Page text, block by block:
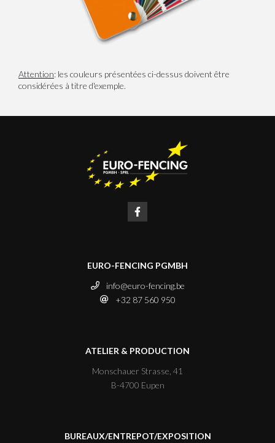
Attention: les couleurs présentées ci-dessus doivent être
considérées à titre d'exemple.
EURO-FENCING PGMBH
info@euro-fencing.be
+32 87 560 950
ATELIER & PRODUCTION
Monschauer Strasse, 41
B-4700 Eupen
BUREAUX/ENTREPOT/EXPOSITION